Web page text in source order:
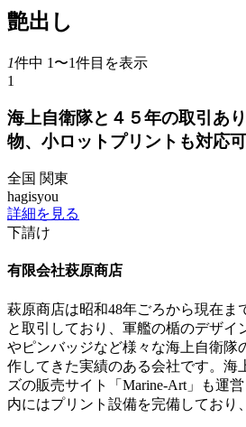
艶出し
1件中 1〜1件目を表示
1
海上自衛隊と４５年の取引あ
物、小ロットプリントも対応
全国 関東
hagisyou
詳細を見る
下請け
有限会社萩原商店
萩原商店は昭和48年ごろから現在ま
と取引しており、軍艦の楯のデザイ
やピンバッジなど様々な海上自衛隊
作してきた実績のある会社です。海
ズの販売サイト「Marine-Art」も運
内にはプリント設備を完備しており